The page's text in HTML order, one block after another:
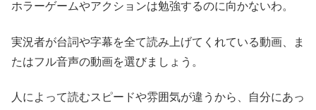
ホラーゲームやアクションは勉強するのに向かないわ。
実況者が台詞や字幕を全て読み上げてくれている動画、ま
たはフル音声の動画を選びましょう。
人によって読むスピードや雰囲気が違うから、自分にあっ